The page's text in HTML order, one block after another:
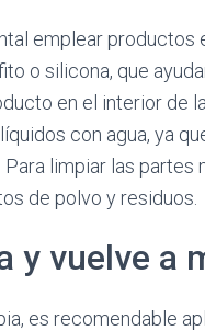
emplear
o silicona, que
en el interior de
con agua, ya
limpiar las partes
de polvo y residuos.
y vuelve a
es recomendable